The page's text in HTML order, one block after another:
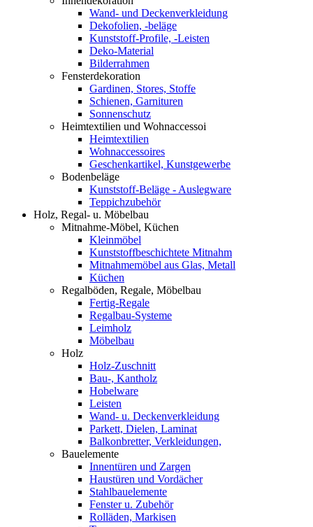
Wand- und Deckenverkleidung
Dekofolien, -beläge
Kunststoff-Profile, -Leisten
Deko-Material
Bilderrahmen
Fensterdekoration
Gardinen, Stores, Stoffe
Schienen, Garnituren
Sonnenschutz
Heimtextilien und Wohnaccessoi
Heimtextilien
Wohnaccessoires
Geschenkartikel, Kunstgewerbe
Bodenbeläge
Kunststoff-Beläge - Auslegware
Teppichzubehör
Holz, Regal- u. Möbelbau
Mitnahme-Möbel, Küchen
Kleinmöbel
Kunststoffbeschichtete Mitnahm
Mitnahmemöbel aus Glas, Metall
Küchen
Regalböden, Regale, Möbelbau
Fertig-Regale
Regalbau-Systeme
Leimholz
Möbelbau
Holz
Holz-Zuschnitt
Bau-, Kantholz
Hobelware
Leisten
Wand- u. Deckenverkleidung
Parkett, Dielen, Laminat
Balkonbretter, Verkleidungen,
Bauelemente
Innentüren und Zargen
Haustüren und Vordächer
Stahlbauelemente
Fenster u. Zubehör
Rolläden, Markisen